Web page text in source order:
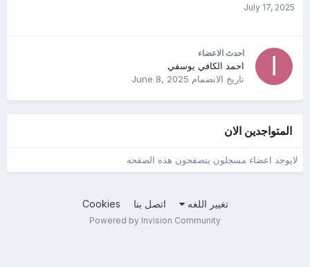
July 17, 2025
احدث الاعضاء
احمد الكافي يوسفي
تاريخ الانضمام June 8, 2025
المتواجدين الان
لايوجد اعضاء مسجلون يتصفحون هذه الصفحه
تغيير اللغه اتصل بنا Cookies
Powered by Invision Community